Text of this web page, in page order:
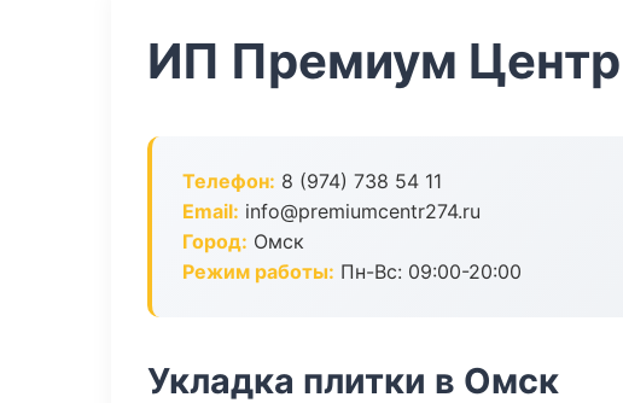
ИП Премиум Центр
Телефон: 8 (974) 738 54 11
Email: info@premiumcentr274.ru
Город: Омск
Режим работы: Пн-Вс: 09:00-20:00
Укладка плитки в Омск